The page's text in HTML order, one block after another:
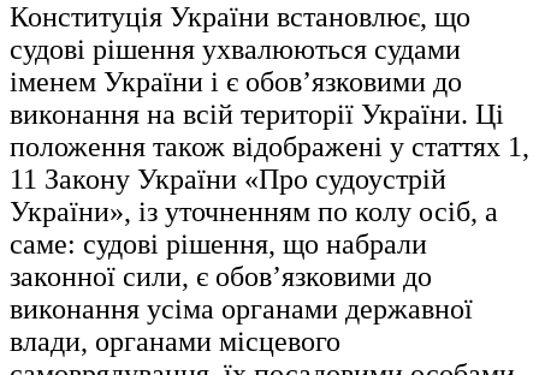
Конституція України встановлює, що
судові рішення ухвалюються судами
іменем України і є обов’язковими до
виконання на всій території України. Ці
положення також відображені у статтях 1,
11 Закону України «Про судоустрій
України», із уточненням по колу осіб, а
саме: судові рішення, що набрали
законної сили, є обов’язковими до
виконання усіма органами державної
влади, органами місцевого